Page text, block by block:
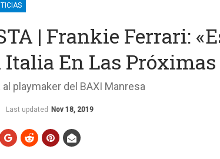
| Frankie Ferrari:
Italia En Las
playmaker del BAXI Manresa
Last updated Nov 18, 2019